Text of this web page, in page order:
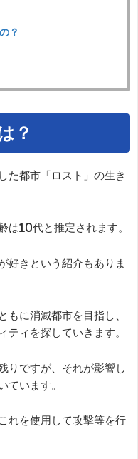
？
？
た都市「ロスト」の生き
は10代と推定されます。
好きという紹介もありま
もに消滅都市を目指し、
ティを探していきます。
りですが、それが影響し
ています。
れを使用して攻撃等を行